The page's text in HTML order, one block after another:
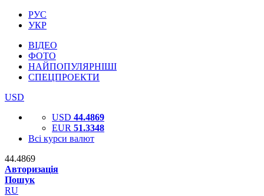
РУС
УКР
ВІДЕО
ФОТО
НАЙПОПУЛЯРНІШІ
СПЕЦПРОЕКТИ
USD
USD 44.4869
EUR 51.3348
Всі курси валют
44.4869
Авторизація
Пошук
RU